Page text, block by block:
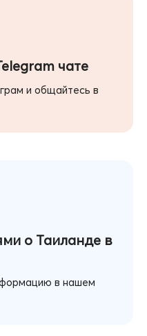
чате
и общайтесь в
о Таиланде в
в нашем